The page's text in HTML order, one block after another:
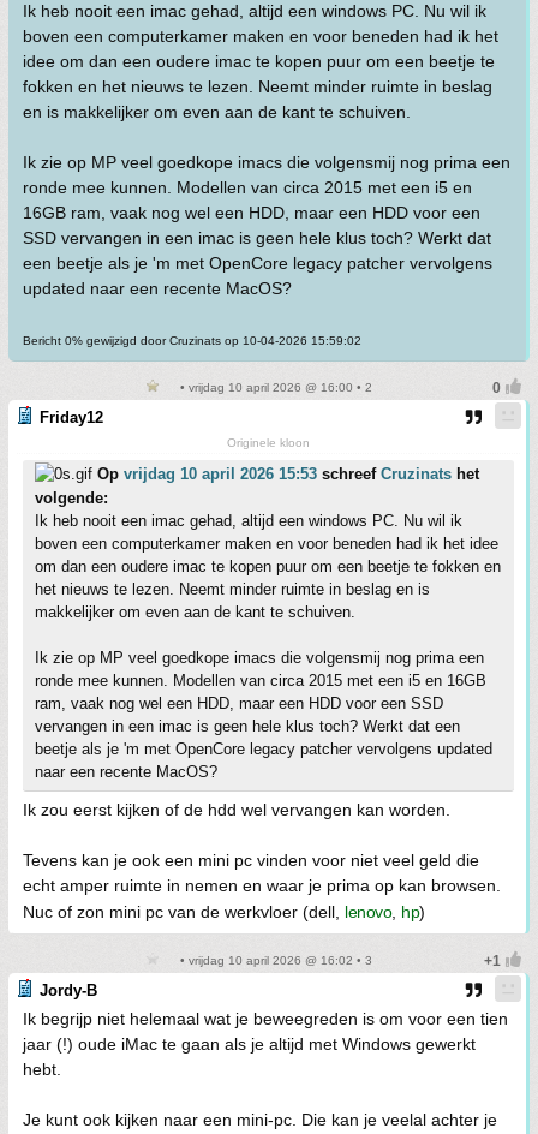
Ik heb nooit een imac gehad, altijd een windows PC. Nu wil ik
boven een computerkamer maken en voor beneden had ik het
idee om dan een oudere imac te kopen puur om een beetje te
fokken en het nieuws te lezen. Neemt minder ruimte in beslag
en is makkelijker om even aan de kant te schuiven.
Ik zie op MP veel goedkope imacs die volgensmij nog prima een
ronde mee kunnen. Modellen van circa 2015 met een i5 en
16GB ram, vaak nog wel een HDD, maar een HDD voor een
SSD vervangen in een imac is geen hele klus toch? Werkt dat
een beetje als je 'm met OpenCore legacy patcher vervolgens
updated naar een recente MacOS?
Bericht 0% gewijzigd door Cruzinats op 10-04-2026 15:59:02
• vrijdag 10 april 2026 @ 16:00 • 2
Friday12
Originele kloon
Op vrijdag 10 april 2026 15:53 schreef Cruzinats het
volgende:
Ik heb nooit een imac gehad, altijd een windows PC. Nu wil ik
boven een computerkamer maken en voor beneden had ik het idee
om dan een oudere imac te kopen puur om een beetje te fokken en
het nieuws te lezen. Neemt minder ruimte in beslag en is
makkelijker om even aan de kant te schuiven.
Ik zie op MP veel goedkope imacs die volgensmij nog prima een
ronde mee kunnen. Modellen van circa 2015 met een i5 en 16GB
ram, vaak nog wel een HDD, maar een HDD voor een SSD
vervangen in een imac is geen hele klus toch? Werkt dat een
beetje als je 'm met OpenCore legacy patcher vervolgens updated
naar een recente MacOS?
Ik zou eerst kijken of de hdd wel vervangen kan worden.
Tevens kan je ook een mini pc vinden voor niet veel geld die
echt amper ruimte in nemen en waar je prima op kan browsen.
Nuc of zon mini pc van de werkvloer (dell, lenovo, hp)
• vrijdag 10 april 2026 @ 16:02 • 3
Jordy-B
Ik begrijp niet helemaal wat je beweegreden is om voor een tien
jaar (!) oude iMac te gaan als je altijd met Windows gewerkt
hebt.
Je kunt ook kijken naar een mini-pc. Die kan je veelal achter je